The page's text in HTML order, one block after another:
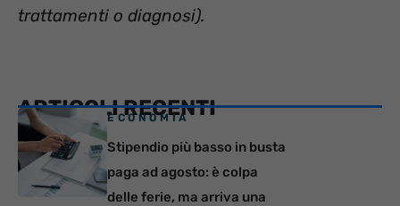
trattamenti o diagnosi).
ARTICOLI RECENTI
ECONOMIA
Stipendio più basso in busta
paga ad agosto: è colpa
delle ferie, ma arriva una